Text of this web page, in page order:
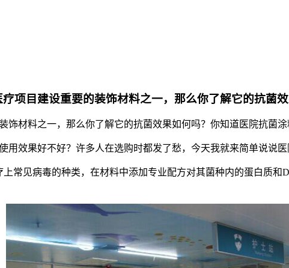
项目建设重要的装饰材料之一，那么你了解它的抗菌
饰材料之一，那么你了解它的抗菌效果如何吗？你知道医院抗菌涂
用效果好不好？许多人在选购时都发了愁，今天我就来简单说说医
常见病毒的种类，在材料中添加专业配方对其菌种内的蛋白质